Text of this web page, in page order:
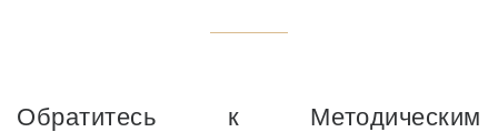
Обратитесь к Методическим